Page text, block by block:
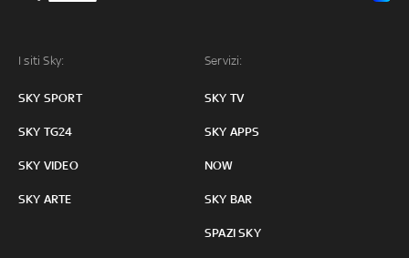
I siti Sky:
SKY SPORT
SKY TG24
SKY VIDEO
SKY ARTE
Servizi:
SKY TV
SKY APPS
NOW
SKY BAR
SPAZI SKY